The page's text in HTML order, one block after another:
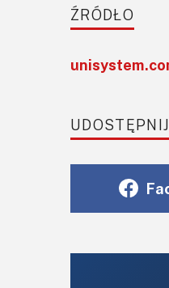
ŹRÓDŁO
UDOSTĘPNIJ